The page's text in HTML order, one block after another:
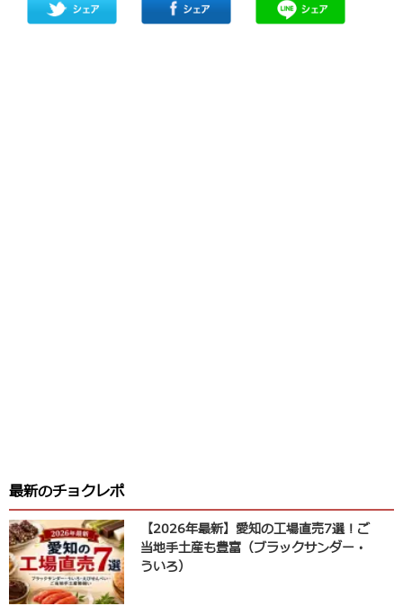
最新のチョクレポ
【2026年最新】愛知の工場直売7選！ご
当地手土産も豊富（ブラックサンダー・
ういろ）